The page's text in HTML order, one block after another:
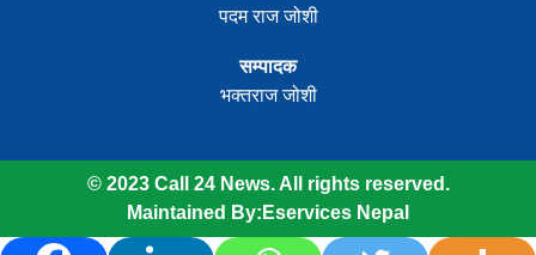
पदम राज जोशी
सम्पादक
भक्तराज जोशी
© 2023 Call 24 News. All rights reserved.
Maintained By: Eservices Nepal